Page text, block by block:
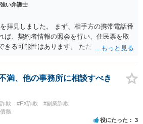
い弁護士
拝見しました。 まず、相手方の携帯電話番
ば、契約者情報の照会を行い、住民票を取
きる可能性はあります。 ただ、他人名義の
詐欺の事案であれば照会できる可能性はあ
を経由する方法より難しくなります。 身元
屈があるかどうかを確認していきます。 基
には返金請求ができません。 詐欺を含め、
どうかを確認していきます。 さらに、渡し
あるかどうかも精査します。 上記を経て、
満、他の事務所に相談すべき
欺 #FX詐欺
#副業詐欺
務
役にたった 3